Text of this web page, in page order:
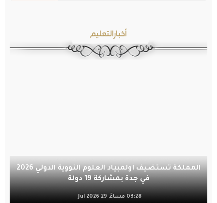
أخبارالتعليم
المملكة تستضيف أولمبياد العلوم النووية الدولي 2026
في جدة بمشاركة 19 دولة
03:28 مساءً, 29 Jul 2026